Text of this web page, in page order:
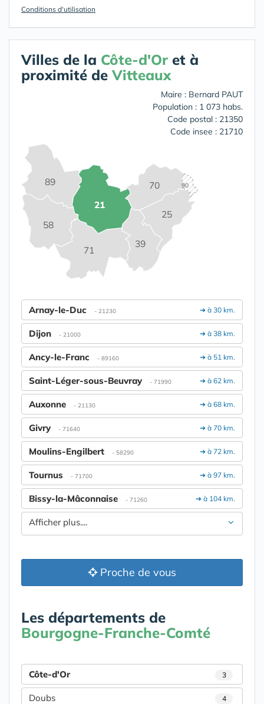
Conditions d'utilisation
Villes de la Côte-d'Or et à
proximité de Vitteaux
Maire : Bernard PAUT
Population : 1 073 habs.
Code postal : 21350
Code insee : 21710
21
25
39
58
70
71
89 90
➔ à 30 km.
Arnay-le-Duc - 21230
➔ à 38 km.
Dijon - 21000
➔ à 51 km.
Ancy-le-Franc - 89160
➔ à 62 km.
Saint-Léger-sous-Beuvray - 71990
➔ à 68 km.
Auxonne - 21130
➔ à 70 km.
Givry - 71640
➔ à 72 km.
Moulins-Engilbert - 58290
➔ à 97 km.
Tournus - 71700
➔ à 104 km.
Bissy-la-Mâconnaise - 71260
Afficher plus....
Proche de vous
Les départements de
Bourgogne-Franche-Comté
Côte-d'Or 3
Doubs 4